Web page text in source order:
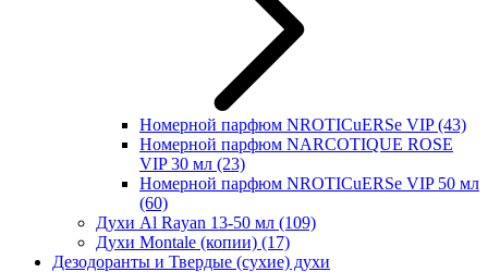
Номерной парфюм NROTICuERSe VIP(43)
Номерной парфюм NARCOTIQUE ROSE
VIP 30 мл (23)
Номерной парфюм NROTICuERSe VIP 50 мл
(60)
Духи Al Rayan 13-50 мл (109)
Духи Montale (копии) (17)
Дезодоранты и Твердые (сухие) духи